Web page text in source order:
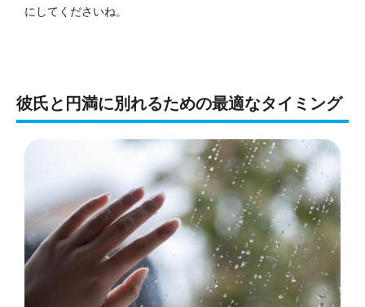
にしてくださいね。
彼氏と円満に別れるための最適なタイミング